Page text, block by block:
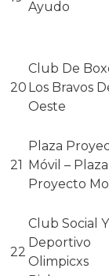
Ayudo
20
Club De
Los Bravos
Oeste
21
Plaza
Móvil – Plaza
Proyecto
22
Club Social Y
Deportivo
Olimpicxs